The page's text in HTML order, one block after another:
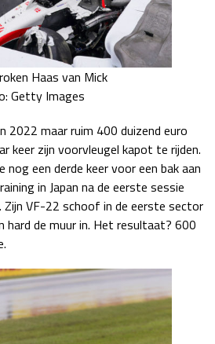
Haas van Mick
Getty Images
2022 maar ruim 400 duizend euro
keer zijn voorvleugel kapot te rijden.
nog een derde keer voor een bak aan
in Japan na de eerste sessie
Zijn VF-22 schoof in de eerste sector
hard de muur in. Het resultaat? 600